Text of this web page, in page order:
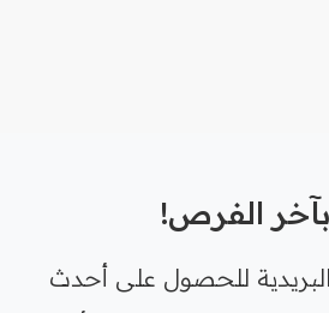
الفرص!
للحصول على أحدث